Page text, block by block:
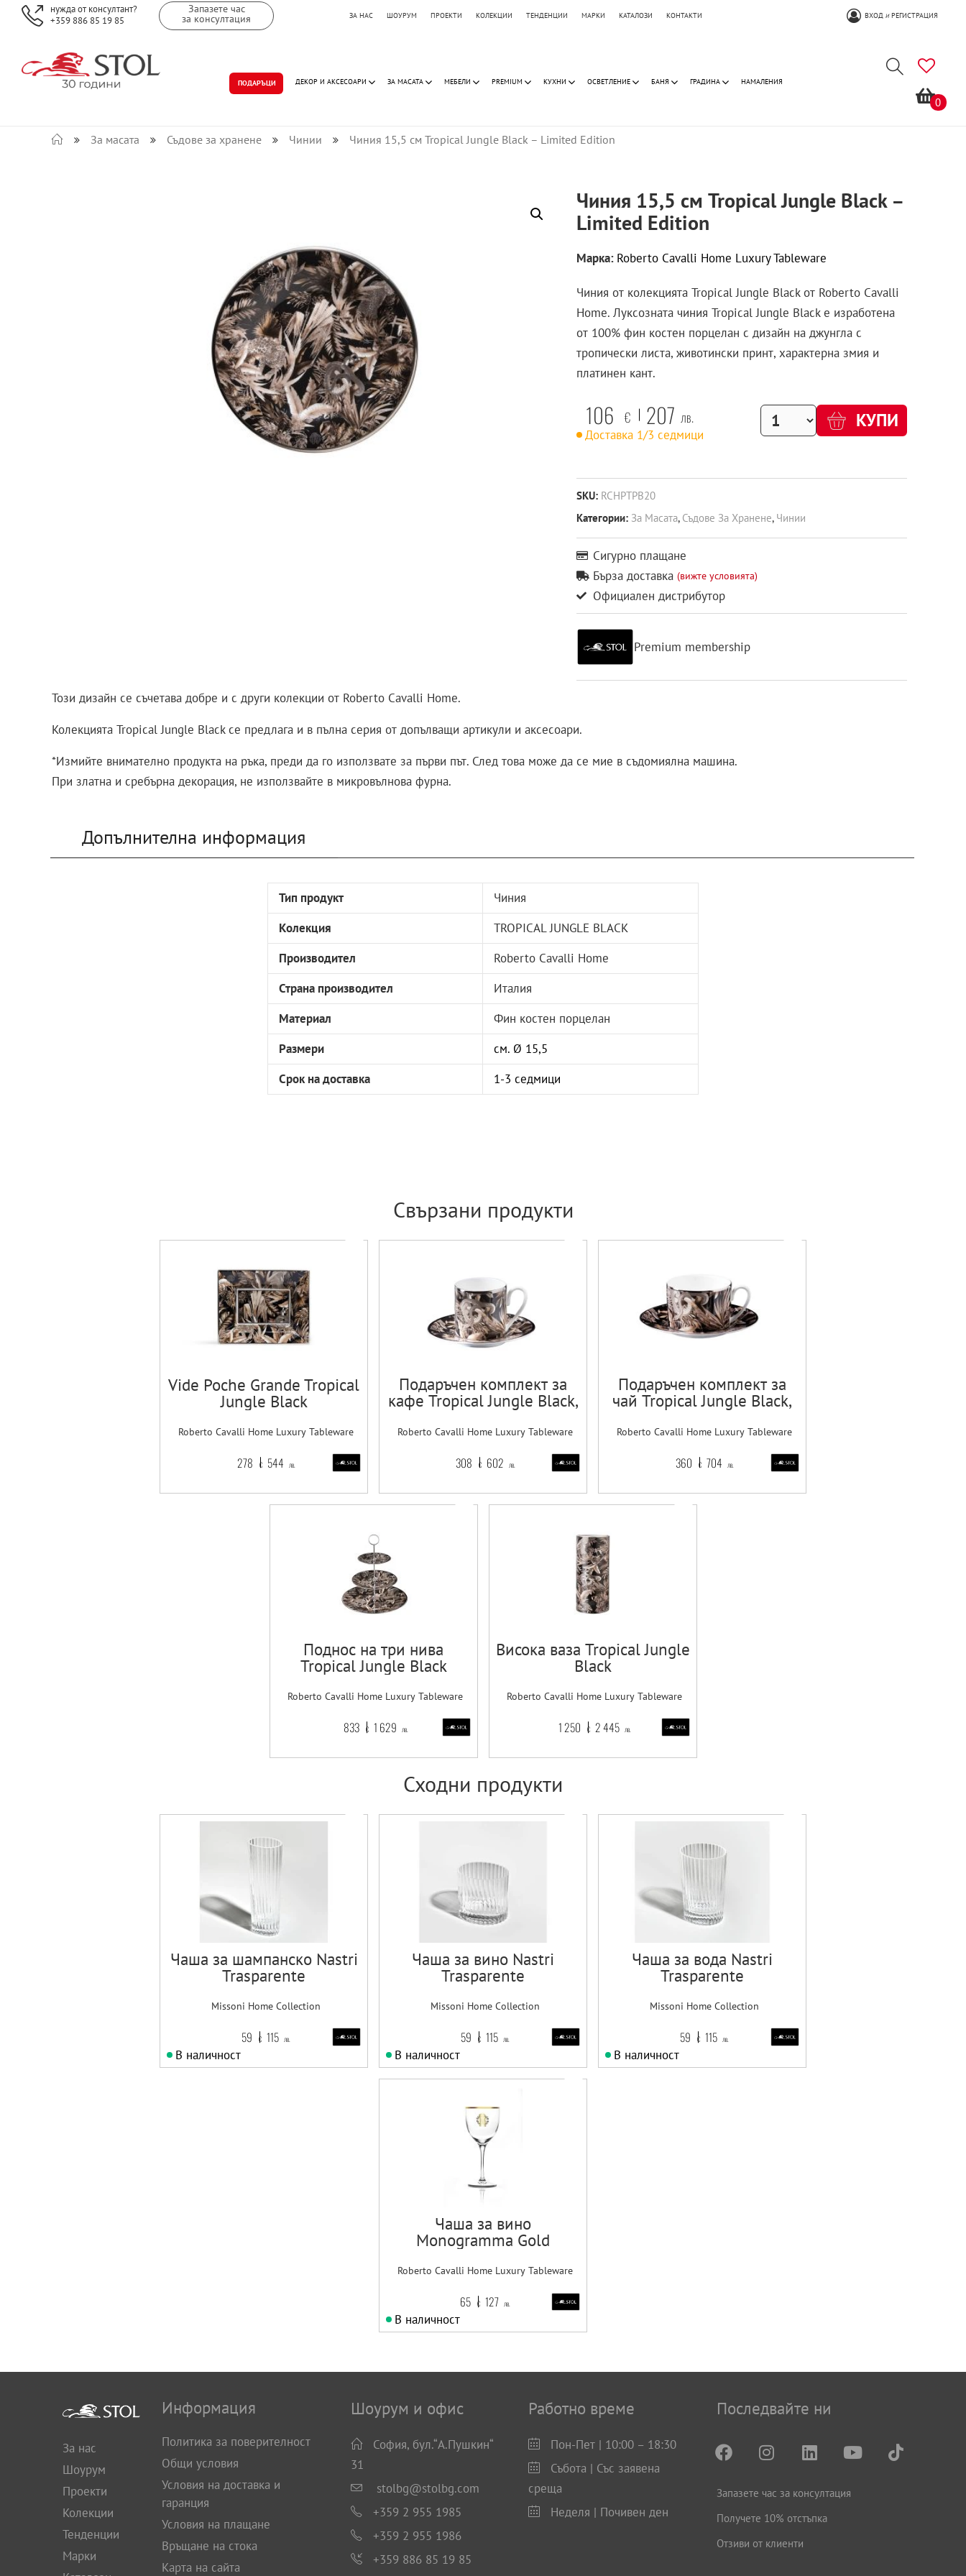
нужда от консултант?
+359 886 85 19 85
Запазете час
за консултация ЗА НАС ШОУРУМ ПРОЕКТИ КОЛЕКЦИИ ТЕНДЕНЦИИ МАРКИ КАТАЛОЗИ КОНТАКТИ ВХОДИРЕГИСТРАЦИЯ
ПОДАРЪЦИ ДЕКОР И АКСЕСОАРИ ЗА МАСАТА МЕБЕЛИ PREMIUM КУХНИ ОСВЕТЛЕНИЕ БАНЯ ГРАДИНА НАМАЛЕНИЯ
0
За масата Съдове за хранене Чинии Чиния 15,5 см Tropical Jungle Black – Limited Edition
Чиния 15,5 см Tropical Jungle Black –
Limited Edition
Марка: Roberto Cavalli Home Luxury Tableware
Чиния от колекцията Tropical Jungle Black от Roberto Cavalli
Home. Луксозната чиния Tropical Jungle Black е изработена
от 100% фин костен порцелан с дизайн на джунгла с
тропически листа, животински принт, характерна змия и
платинен кант.
106 € 207 лв.
Доставка 1/3 седмици
КУПИ
SKU: RCHPTPB20
Категории: За Масата, Съдове За Хранене, Чинии
Сигурно плащане
Бърза доставка (вижте условията)
Официален дистрибутор
Premium membership
Този дизайн се съчетава добре и с други колекции от Roberto Cavalli Home.
Колекцията Tropical Jungle Black се предлага и в пълна серия от допълващи артикули и аксесоари.
*Измийте внимателно продукта на ръка, преди да го използвате за първи път. След това може да се мие в съдомиялна машина.
При златна и сребърна декорация, не използвайте в микровълнова фурна.
Допълнителна информация
Тип продукт
Чиния
Колекция
TROPICAL JUNGLE BLACK
Производител
Roberto Cavalli Home
Страна производител
Италия
Материал
Фин костен порцелан
Размери
см. Ø 15,5
Срок на доставка
1-3 седмици
Свързани продукти
Vide Poche Grande Tropical
Jungle Black
Roberto Cavalli Home Luxury Tableware
278 € 544 лв.
Подаръчен комплект за
кафе Tropical Jungle Black,
Сет от 4 части
Roberto Cavalli Home Luxury Tableware
308 € 602 лв.
Подаръчен комплект за
чай Tropical Jungle Black,
Сет от 4 части
Roberto Cavalli Home Luxury Tableware
360 € 704 лв.
Поднос на три нива
Tropical Jungle Black
Roberto Cavalli Home Luxury Tableware
833 € 1 629 лв.
Висока ваза Tropical Jungle
Black
Roberto Cavalli Home Luxury Tableware
1 250 € 2 445 лв.
Сходни продукти
Чаша за шампанско Nastri
Trasparente
Missoni Home Collection
59 € 115 лв.
В наличност
Чаша за вино Nastri
Trasparente
Missoni Home Collection
59 € 115 лв.
В наличност
Чаша за вода Nastri
Trasparente
Missoni Home Collection
59 € 115 лв.
В наличност
Чаша за вино
Monogramma Gold
Roberto Cavalli Home Luxury Tableware
65 € 127 лв.
В наличност
За нас
Шоурум
Проекти
Колекции
Тенденции
Марки
Информация
Политика за поверителност
Общи условия
Условия на доставка и
гаранция
Условия на плащане
Връщане на стока
Карта на сайта
Шоурум и офис
София, бул.“А.Пушкин“
31
stolbg@stolbg.com
+359 2 955 1985
+359 2 955 1986
+359 886 85 19 85
Работно време
Пон-Пет | 10:00 – 18:30
Събота | Със заявена
среща
Неделя | Почивен ден
Последвайте ни
Запазете час за консултация
Получете 10% отстъпка
Отзиви от клиенти